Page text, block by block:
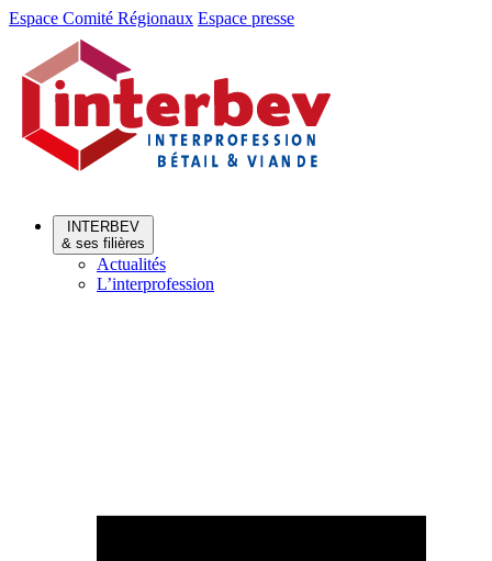
Aller
Aller
contenu
Espace Comité Régionaux Espace presse
INTERBEV
& ses filières
Actualités
L’interprofession